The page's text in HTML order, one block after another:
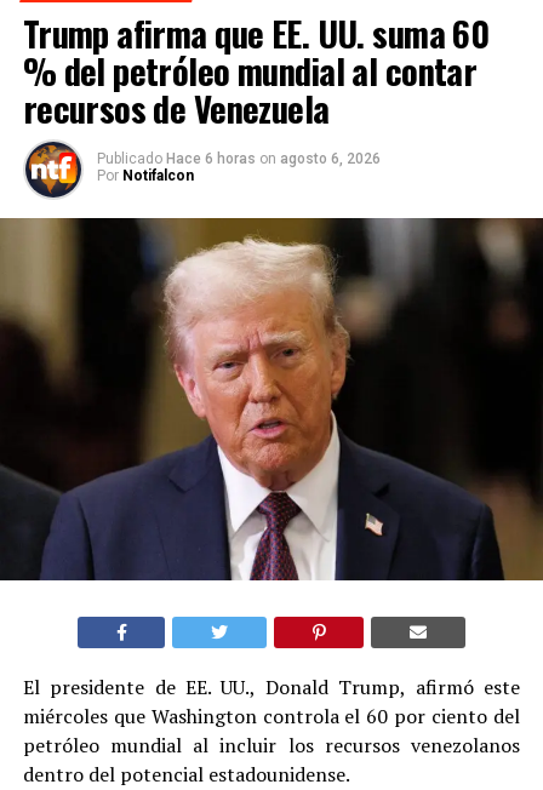
Trump afirma que EE. UU. suma 60
% del petróleo mundial al contar
recursos de Venezuela
Publicado Hace 6 horas on agosto 6, 2026
Por Notifalcon
El presidente de EE. UU., Donald Trump, afirmó este
miércoles que Washington controla el 60 por ciento del
petróleo mundial al incluir los recursos venezolanos
dentro del potencial estadounidense.